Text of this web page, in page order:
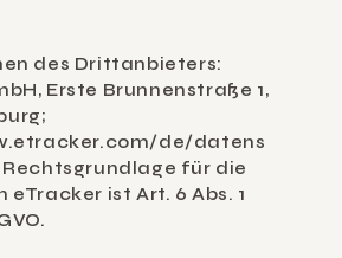
des Drittanbieters:
Erste Brunnenstraße 1,
de/datens
für die
ist Art. 6 Abs. 1